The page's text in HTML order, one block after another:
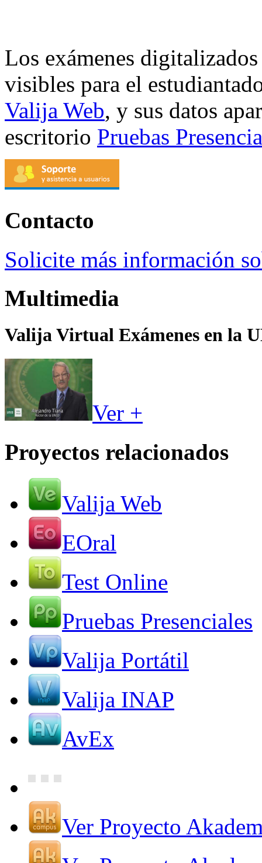
Los exámenes
visibles para el
Valija Web, y sus datos
escritorio Pruebas
Contacto
Solicite más información
Multimedia
Valija Virtual Exámenes en la
Ver +
Proyectos relacionados
Valija Web
EOral
Test Online
Pruebas Presenciales
Valija Portátil
Valija INAP
AvEx
Ver Proyecto